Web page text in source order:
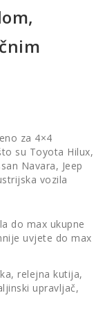
za 4×4
su Toyota Hilux,
Navara, Jeep
vozila
do max ukupne
uvjete do max
relejna kutija,
upravljač,